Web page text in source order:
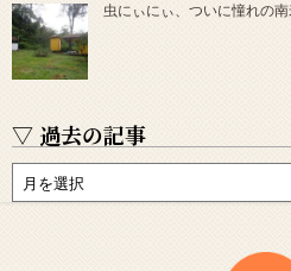
虫にぃにぃ、ついに憧れの南
▽ 過去の記事